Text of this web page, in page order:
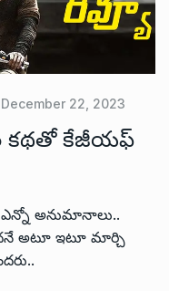
December 22, 2023
కథతో కేజీయఫ్
ఎన్నో అనుమానాలు..
అటూ ఇటూ మార్చి